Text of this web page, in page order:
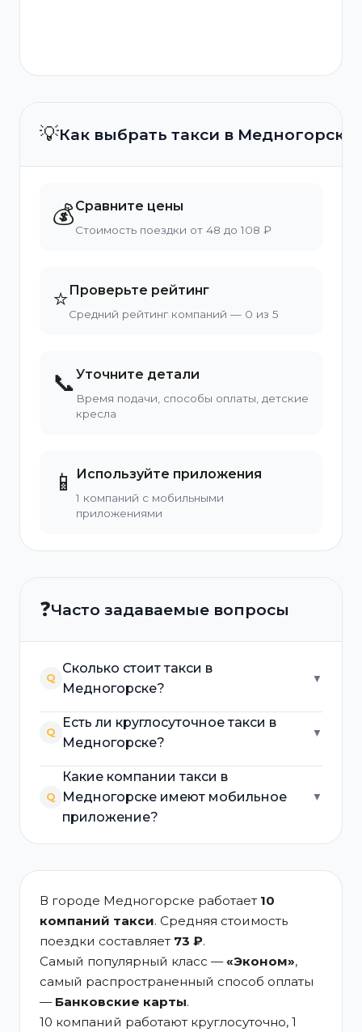
💡Как выбрать такси в Медногорске?
💰Сравните цены
Стоимость поездки от 48 до 108 ₽
⭐Проверьте рейтинг
Средний рейтинг компаний — 0 из 5
📞Уточните детали
Время подачи, способы оплаты, детские
кресла
📱 Используйте приложения
1 компаний с мобильными
приложениями
❓Часто задаваемые вопросы
Q
Сколько стоит такси в
Медногорске?
▼
Q
Есть ли круглосуточное такси в
Медногорске?
▼
Q
Какие компании такси в
Медногорске имеют мобильное
приложение?
▼
В городе Медногорске работает 10
компаний такси. Средняя стоимость
поездки составляет 73 ₽.
Самый популярный класс —«Эконом»,
самый распространенный способ оплаты
— Банковские карты.
10 компаний работают круглосуточно, 1